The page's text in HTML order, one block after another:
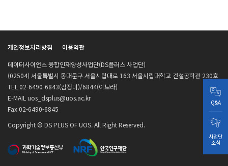
데이터사이언스 융합인재양성사업단(DS플러스 사업단)
(02504) 서울특별시 동대문구 서울시립대로 163 서울시립대학교 건설공학관 230호
TEL 02-6490-6843(김정미)/6844(이보라)
E-MAIL uos_dsplus@uos.ac.kr
Fax 02-6490-6845
Copyright © DS PLUS OF UOS. All Right Reserved.
개인정보처리방침 이용약관
Q&A
사업단
소식